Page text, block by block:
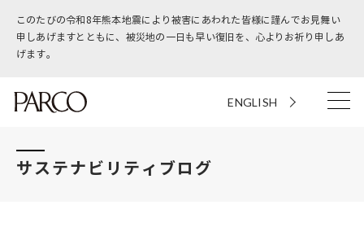
このたびの令和8年熊本地震により被害にあわれた皆様に謹んでお見舞い
申しあげますとともに、被災地の一日も早い復旧を、心よりお祈り申しあ
げます。
ENGLISH
サステナビリティブログ